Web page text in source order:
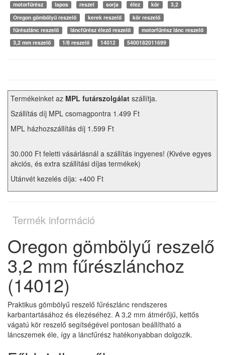
motorfűrész
lapos reszel sorja élez kör
3,2
Oregon gömbölyű reszelő
kerek reszelő
kör reszelő
fűrészlánc reszelő
láncfűrész élező reszelő
motorfűrész lánc reszelő
3,2 mm reszelő
1/8 reszelő 14012 5400182011699
Termékeinket az MPL futárszolgálat szállítja.
Szállítás díj MPL csomagpontra 1.499 Ft
MPL házhozszállítás díj 1.599 Ft
30.000 Ft feletti vásárlásnál a szállítás ingyenes! (Kivéve egyes
akciós, és extra szállítási díjas termékek)
Utánvét kezelés díja: +400 Ft
Termék információ
Oregon gömbölyű reszelő
3,2 mm fűrészlánchoz
(14012)
Praktikus gömbölyű reszelő fűrészlánc rendszeres
karbantartásához és élezéséhez. A 3,2 mm átmérőjű, kettős
vágatú kör reszelő segítségével pontosan beállítható a
láncszemek éle, így a láncfűrész hatékonyabban dolgozik.